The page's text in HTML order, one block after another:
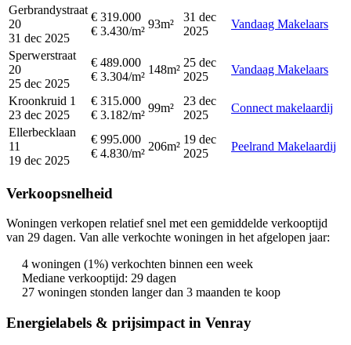
Gerbrandystraat
20
31 dec 2025
€ 319.000
€ 3.430/m²
93m²
31 dec
2025
Vandaag Makelaars
Sperwerstraat
20
25 dec 2025
€ 489.000
€ 3.304/m²
148m²
25 dec
2025
Vandaag Makelaars
Kroonkruid 1
23 dec 2025
€ 315.000
€ 3.182/m²
99m²
23 dec
2025
Connect makelaardij
Ellerbecklaan
11
19 dec 2025
€ 995.000
€ 4.830/m²
206m²
19 dec
2025
Peelrand Makelaardij
Verkoopsnelheid
Woningen verkopen relatief snel met een gemiddelde verkooptijd
van 29 dagen. Van alle verkochte woningen in het afgelopen jaar:
4 woningen (1%) verkochten binnen een week
Mediane verkooptijd: 29 dagen
27 woningen stonden langer dan 3 maanden te koop
Energielabels & prijsimpact in Venray